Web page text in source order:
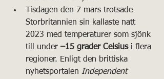
Tisdagen den 7 mars trotsade
Storbritannien sin kallaste natt
2023 med temperaturer som sjönk
till under –15 grader Celsius i flera
regioner. Enligt den brittiska
nyhetsportalen Independent